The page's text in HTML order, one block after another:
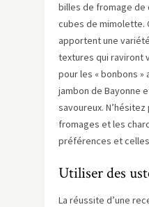
billes de fromage
cubes de mimolette.
apportent une
textures qui raviront
pour les « bonbons »
jambon de Bayonne
savoureux.
fromages et les
préférences et
Utiliser des
La réussite d’une